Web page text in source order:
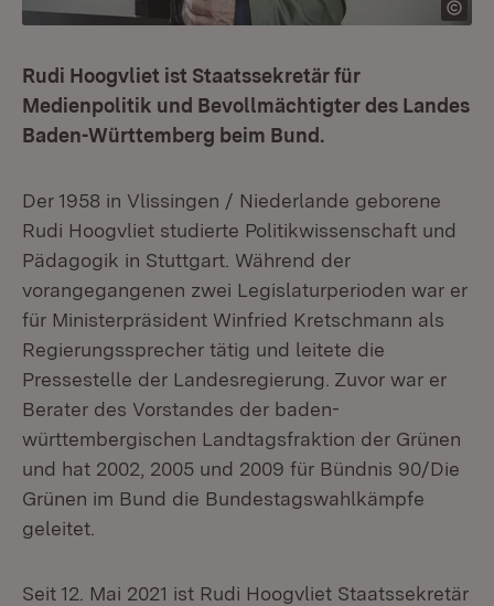
Rudi Hoogvliet ist Staatssekretär für
Medienpolitik und Bevollmächtigter des Landes
Baden-Württemberg beim Bund.
Der 1958 in Vlissingen / Niederlande geborene
Rudi Hoogvliet studierte Politikwissenschaft und
Pädagogik in Stuttgart. Während der
vorangegangenen zwei Legislaturperioden war er
für Ministerpräsident Winfried Kretschmann als
Regierungssprecher tätig und leitete die
Pressestelle der Landesregierung. Zuvor war er
Berater des Vorstandes der baden-
württembergischen Landtagsfraktion der Grünen
und hat 2002, 2005 und 2009 für Bündnis 90/Die
Grünen im Bund die Bundestagswahlkämpfe
geleitet.
Seit 12. Mai 2021 ist Rudi Hoogvliet Staatssekretär